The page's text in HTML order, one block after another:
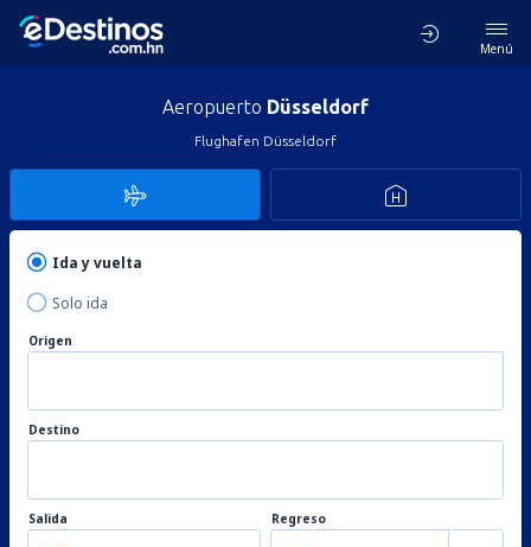
Menú
Aeropuerto Düsseldorf
Flughafen Düsseldorf
Ida y vuelta
Solo ida
Origen
Destino
Salida Regreso